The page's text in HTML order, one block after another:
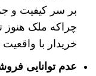
بر سر کیفیت و
چراکه ملک
خریدار با
عدم توانایی